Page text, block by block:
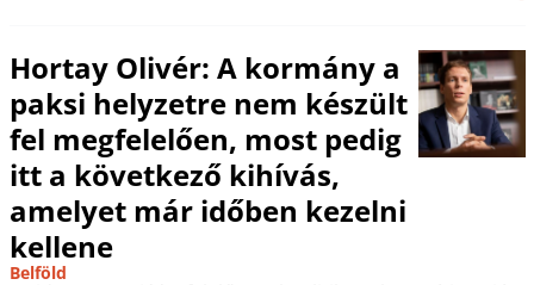
Hortay Olivér: A kormány a
paksi helyzetre nem készült
fel megfelelően, most pedig
itt a következő kihívás,
amelyet már időben kezelni
kellene
Belföld